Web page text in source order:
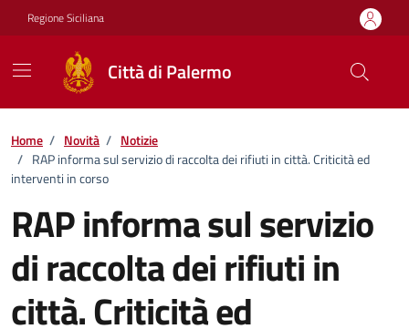
Vai ai contenuti
Vai al footer
Regione Siciliana
Città di Palermo
Home / Novità / Notizie
/ RAP informa sul servizio di raccolta dei rifiuti in città. Criticità ed
interventi in corso
RAP informa sul servizio
di raccolta dei rifiuti in
città. Criticità ed